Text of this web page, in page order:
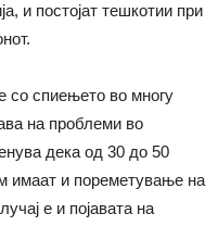
и постојат тешкотии при
со спиењето во многу
на проблеми во
дека од 30 до 50
имаат и пореметување на
е и појавата на